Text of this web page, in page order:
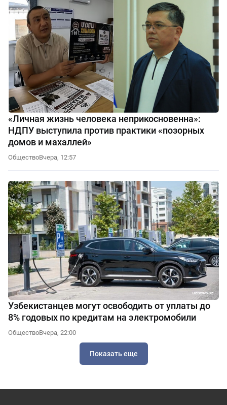
«Личная жизнь человека неприкосновенна»:
НДПУ выступила против практики «позорных
домов и махаллей»
ОбществоВчера, 12:57
Узбекистанцев могут освободить от уплаты до
8% годовых по кредитам на электромобили
ОбществоВчера, 22:00
Показать еще